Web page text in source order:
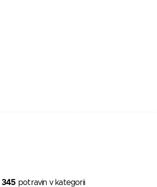
345 potravin v kategorii